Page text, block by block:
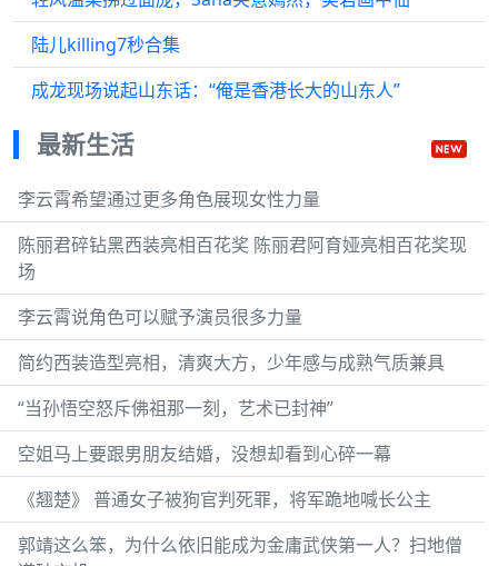
陆儿killing7秒合集
成龙现场说起山东话：“俺是香港长大的山东人”
最新生活
李云霄希望通过更多角色展现女性力量
陈丽君碎钻黑西装亮相百花奖 陈丽君阿育娅亮相百花奖现
场
李云霄说角色可以赋予演员很多力量
简约西装造型亮相，清爽大方，少年感与成熟气质兼具
“当孙悟空怒斥佛祖那一刻，艺术已封神”
空姐马上要跟男朋友结婚，没想却看到心碎一幕
《翘楚》 普通女子被狗官判死罪，将军跪地喊长公主
郭靖这么笨，为什么依旧能成为金庸武侠第一人？扫地僧